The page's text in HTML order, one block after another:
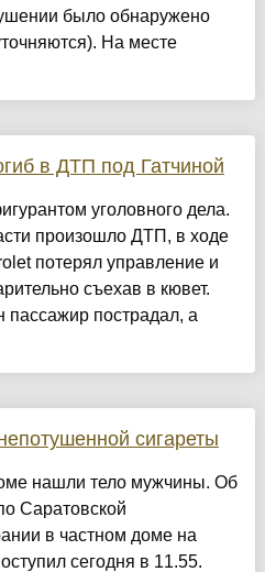
было обнаружено
На месте
в ДТП под Гатчиной
уголовного дела.
произошло ДТП, в ходе
потерял управление и
съехав в кювет.
пассажир пострадал, а
сигареты
нашли тело мужчины. Об
Саратовской
в частном доме на
сегодня в 11.55.